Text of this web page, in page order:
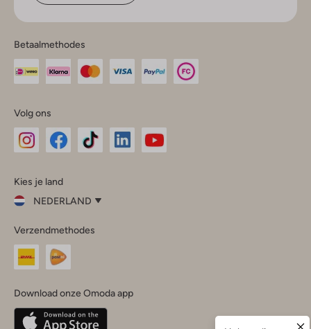
Betaalmethodes
Volg ons
InstagramFacebook
Kies je land
NEDERLAND
je
land
Nederland
Belgique(Français)
Verzendmethodes
Download onze Omoda app